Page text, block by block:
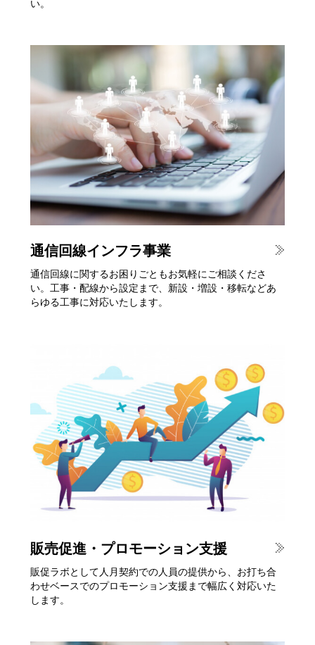
い。
通信回線インフラ事業
通信回線に関するお困りごともお気軽にご相談くださ
い。工事・配線から設定まで、新設・増設・移転などあ
らゆる工事に対応いたします。
販売促進・プロモーション支援
販促ラボとして人月契約での人員の提供から、お打ち合
わせベースでのプロモーション支援まで幅広く対応いた
します。